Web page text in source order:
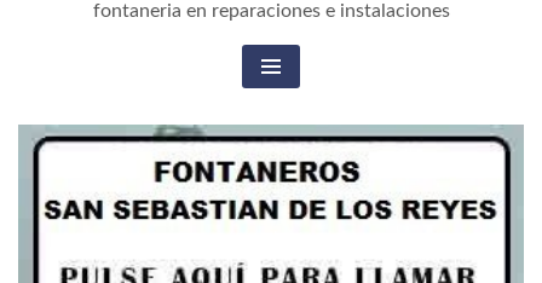
fontaneria en reparaciones e instalaciones